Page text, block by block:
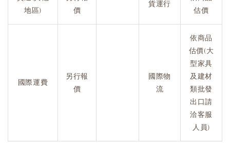
地區)
價
貨運行
估價
國際運費
另行報
價
國際物
流
依商品
估價(大
型家具
及建材
類批發
出口請
洽客服
人員)